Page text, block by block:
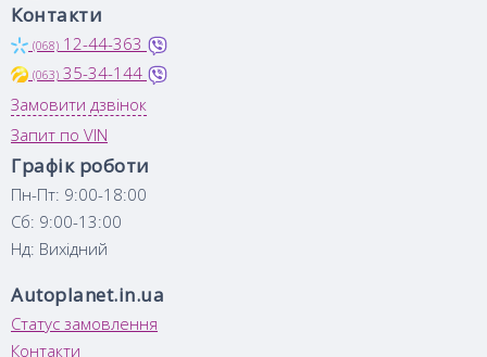
Контакти
(068) 12-44-363
(063) 35-34-144
Замовити дзвінок
Запит по VIN
Графік роботи
Пн-Пт: 9:00-18:00
Сб: 9:00-13:00
Нд: Вихідний
Autoplanet.in.ua
Статус замовлення
Контакти